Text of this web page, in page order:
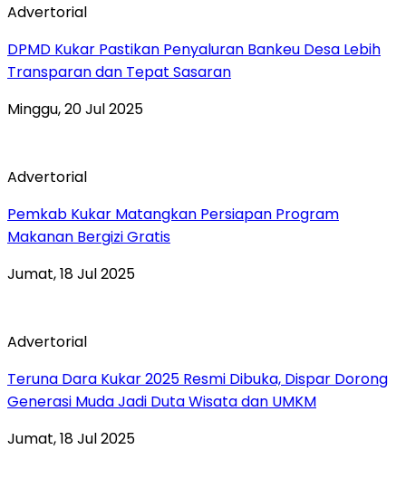
Advertorial
DPMD Kukar Pastikan Penyaluran Bankeu Desa Lebih
Transparan dan Tepat Sasaran
Minggu, 20 Jul 2025
Advertorial
Pemkab Kukar Matangkan Persiapan Program
Makanan Bergizi Gratis
Jumat, 18 Jul 2025
Advertorial
Teruna Dara Kukar 2025 Resmi Dibuka, Dispar Dorong
Generasi Muda Jadi Duta Wisata dan UMKM
Jumat, 18 Jul 2025